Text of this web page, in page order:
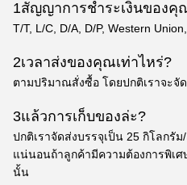
1สัญญาการชําระเงินของคุ
T/T, L/C, D/A, D/P, Western
2เวลาส่งของคุณเท่าไหร่?
ตามปริมาณสั่งซื้อ โดยปกติเราจะจั
3แล้วการเก็บของล่ะ?
ปกติเราจัดส่งบรรจุเป็น 25 กิโลกรัม
แน่นอนถ้าลูกค้ามีความต้องการพิเศ
นั้น